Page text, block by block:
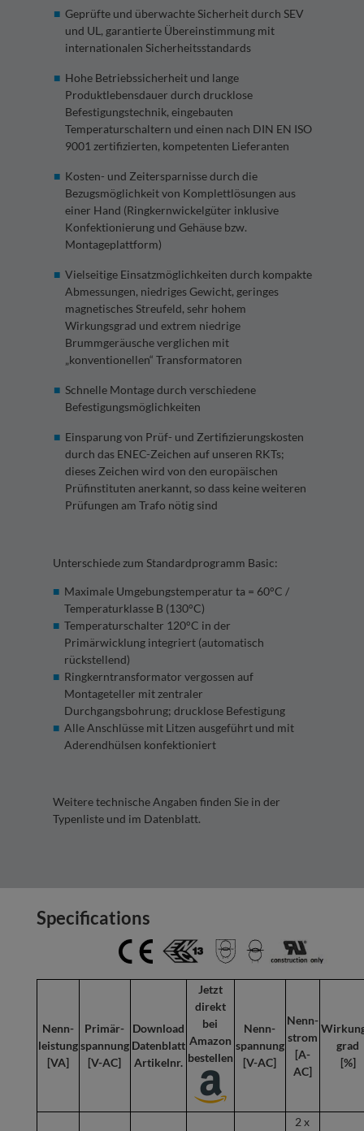
Geprüfte und überwachte Sicherheit durch SEV
und UL, garantierte Übereinstimmung mit
internationalen Sicherheitsstandards
Hohe Betriebssicherheit und lange
Produktlebensdauer durch drucklose
Befestigungstechnik, eingebauten
Temperaturschaltern und einen nach DIN EN ISO
9001 zertifizierten, kompetenten Lieferanten
Kosten- und Zeitersparnisse durch die
Bezugsmöglichkeit von Komplettlösungen aus
einer Hand (Ringkernwickelgüter inklusive
Konfektionierung und Gehäuse bzw.
Montageplattform)
Vielseitige Einsatzmöglichkeiten durch kompakte
Abmessungen, niedriges Gewicht, geringes
magnetisches Streufeld, sehr hohem
Wirkungsgrad und extrem niedrige
Brummgeräusche verglichen mit
„konventionellen“ Transformatoren
Schnelle Montage durch verschiedene
Befestigungsmöglichkeiten
Einsparung von Prüf- und Zertifizierungskosten
durch das ENEC-Zeichen auf unseren RKTs;
dieses Zeichen wird von den europäischen
Prüfinstituten anerkannt, so dass keine weiteren
Prüfungen am Trafo nötig sind
Unterschiede zum Standardprogramm Basic:
Maximale Umgebungstemperatur ta = 60°C /
Temperaturklasse B (130°C)
Temperaturschalter 120°C in der
Primärwicklung integriert (automatisch
rückstellend)
Ringkerntransformator vergossen auf
Montageteller mit zentraler
Durchgangsbohrung; drucklose Befestigung
Alle Anschlüsse mit Litzen ausgeführt und mit
Aderendhülsen konfektioniert
Weitere technische Angaben finden Sie in der
Typenliste und im Datenblatt.
Specifications
Nenn-
leistung
[VA]
Primär-
spannung
[V-AC]
Download
Datenblatt
Artikelnr.
Jetzt
direkt
bei
Amazon
bestellen
Nenn-
spannung
[V-AC]
Nenn-
strom
[A-
AC]
grad
[%]
2 x